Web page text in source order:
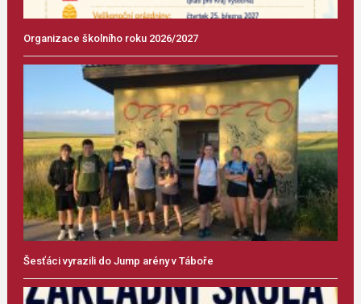
Organizace školního roku 2026/2027
Šesťáci vyrazili do Jump arény v Táboře